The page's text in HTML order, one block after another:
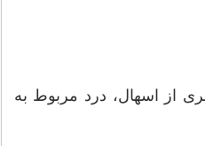
از اسهال، درد مربوط به